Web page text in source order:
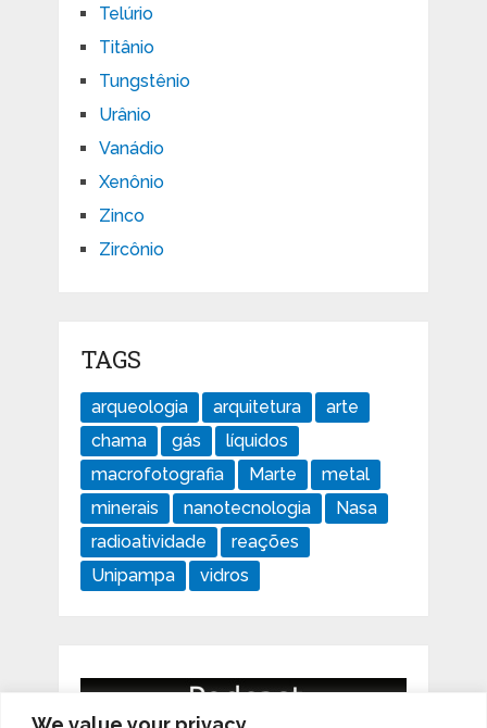
Telúrio
Titânio
Tungstênio
Urânio
Vanádio
Xenônio
Zinco
Zircônio
TAGS
arqueologia arquitetura
arte
chama
gás
líquidos
macrofotografia
Marte
metal
minerais
nanotecnologia
Nasa
radioatividade
reações
Unipampa
vidros